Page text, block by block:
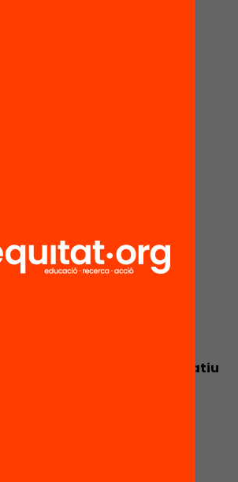
a la vida en el lleure educatiu